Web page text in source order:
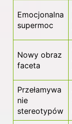
Emocjonalna
supermoc
Nowy obraz
faceta
Przełamywa
nie
stereotypów